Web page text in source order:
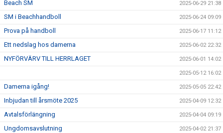
Beach SM 2025-06-29 21:38
SM i Beachhandboll 2025-06-24 09:09
Prova på handboll 2025-06-17 11:12
Ett nedslag hos damerna 2025-06-02 22:32
NYFÖRVÄRV TILL HERRLAGET 2025-06-01 14:02
2025-05-12 16:02
Damerna igång! 2025-05-05 22:42
Inbjudan till årsmöte 2025 2025-04-09 12:32
Avtalsförlängning 2025-04-04 09:19
Ungdomsavslutning 2025-04-02 21:37